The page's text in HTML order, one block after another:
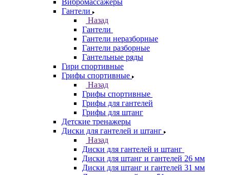
Вибромассажеры
Гантели
Назад
Гантели
Гантели неразборные
Гантели разборные
Гантельные ряды
Гири спортивные
Грифы спортивные
Назад
Грифы спортивные
Грифы для гантелей
Грифы для штанг
Детские тренажеры
Диски для гантелей и штанг
Назад
Диски для гантелей и штанг
Диски для штанг и гантелей 26 мм
Диски для штанг и гантелей 31 мм